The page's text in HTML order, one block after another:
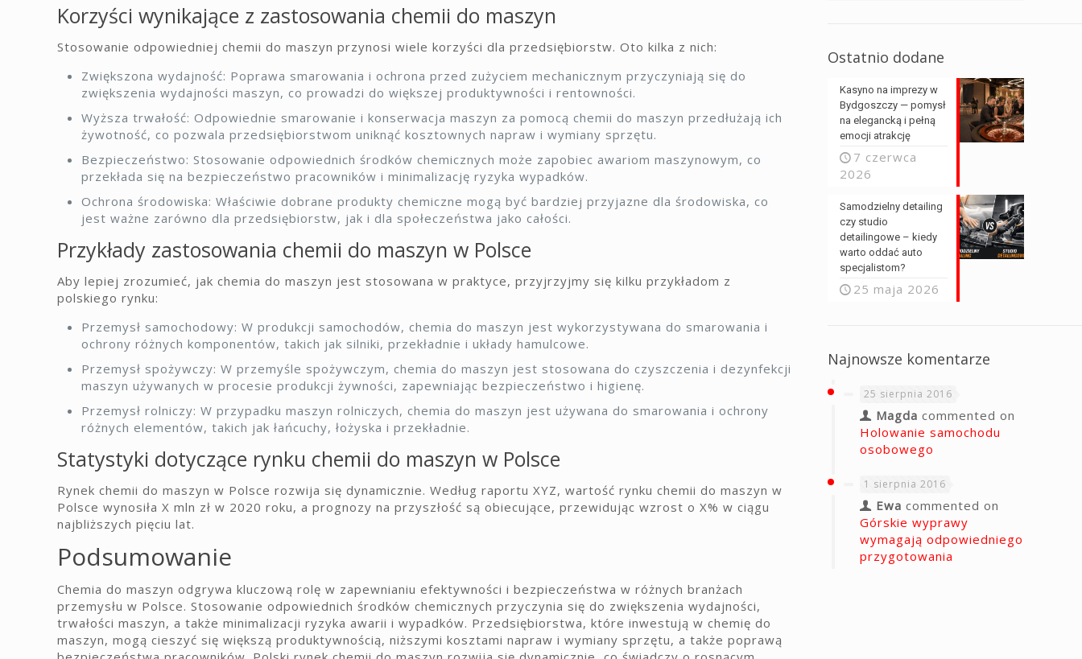
Korzyści wynikające z zastosowania chemii do maszyn
Stosowanie odpowiedniej chemii do maszyn przynosi wiele korzyści dla przedsiębiorstw. Oto kilka z nich:
Zwiększona wydajność: Poprawa smarowania i ochrona przed zużyciem mechanicznym przyczyniają się do
zwiększenia wydajności maszyn, co prowadzi do większej produktywności i rentowności.
Wyższa trwałość: Odpowiednie smarowanie i konserwacja maszyn za pomocą chemii do maszyn przedłużają ich
żywotność, co pozwala przedsiębiorstwom uniknąć kosztownych napraw i wymiany sprzętu.
Bezpieczeństwo: Stosowanie odpowiednich środków chemicznych może zapobiec awariom maszynowym, co
przekłada się na bezpieczeństwo pracowników i minimalizację ryzyka wypadków.
Ochrona środowiska: Właściwie dobrane produkty chemiczne mogą być bardziej przyjazne dla środowiska, co
jest ważne zarówno dla przedsiębiorstw, jak i dla społeczeństwa jako całości.
Przykłady zastosowania chemii do maszyn w Polsce
Aby lepiej zrozumieć, jak chemia do maszyn jest stosowana w praktyce, przyjrzyjmy się kilku przykładom z
polskiego rynku:
Przemysł samochodowy: W produkcji samochodów, chemia do maszyn jest wykorzystywana do smarowania i
ochrony różnych komponentów, takich jak silniki, przekładnie i układy hamulcowe.
Przemysł spożywczy: W przemyśle spożywczym, chemia do maszyn jest stosowana do czyszczenia i dezynfekcji
maszyn używanych w procesie produkcji żywności, zapewniając bezpieczeństwo i higienę.
Przemysł rolniczy: W przypadku maszyn rolniczych, chemia do maszyn jest używana do smarowania i ochrony
różnych elementów, takich jak łańcuchy, łożyska i przekładnie.
Statystyki dotyczące rynku chemii do maszyn w Polsce
Rynek chemii do maszyn w Polsce rozwija się dynamicznie. Według raportu XYZ, wartość rynku chemii do maszyn w
Polsce wynosiła X mln zł w 2020 roku, a prognozy na przyszłość są obiecujące, przewidując wzrost o X% w ciągu
najbliższych pięciu lat.
Podsumowanie
Chemia do maszyn odgrywa kluczową rolę w zapewnianiu efektywności i bezpieczeństwa w różnych branżach
przemysłu w Polsce. Stosowanie odpowiednich środków chemicznych przyczynia się do zwiększenia wydajności,
trwałości maszyn, a także minimalizacji ryzyka awarii i wypadków. Przedsiębiorstwa, które inwestują w chemię do
maszyn, mogą cieszyć się większą produktywnością, niższymi kosztami napraw i wymiany sprzętu, a także poprawą
Ostatnio dodane
Kasyno na imprezy w
Bydgoszczy — pomysł
na elegancką i pełną
emocji atrakcję
7 czerwca
2026
Samodzielny detailing
czy studio
detailingowe – kiedy
warto oddać auto
specjalistom?
25 maja 2026
Najnowsze komentarze
25 sierpnia 2016
Magda commented on
Holowanie samochodu
osobowego
1 sierpnia 2016
Ewa commented on
Górskie wyprawy
wymagają odpowiedniego
przygotowania